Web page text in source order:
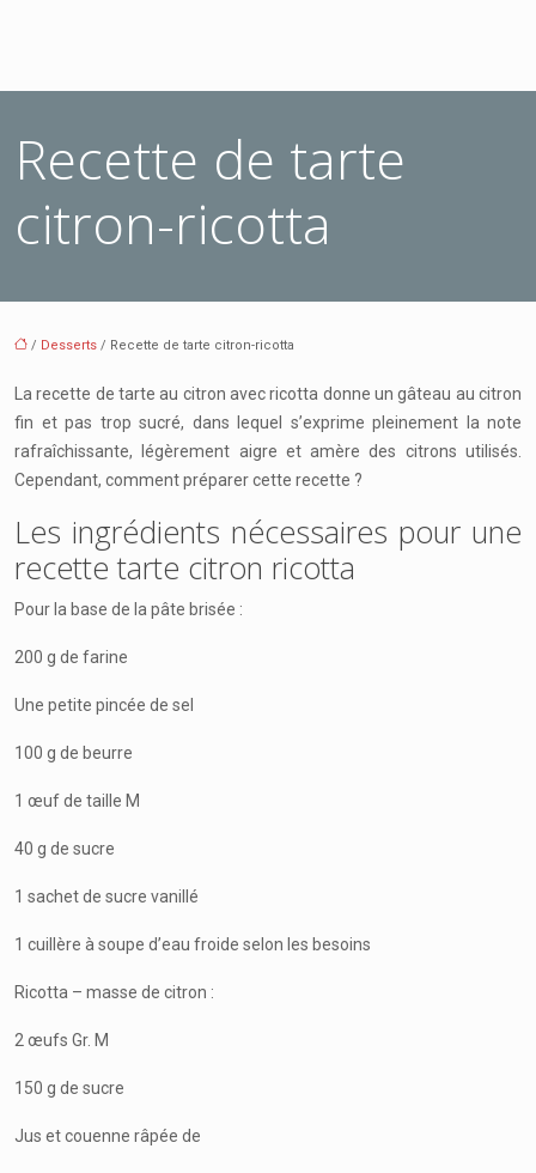
Recette de tarte
citron-ricotta
/ Desserts / Recette de tarte citron-ricotta
La recette de tarte au citron avec ricotta donne un gâteau au citron
fin et pas trop sucré, dans lequel s’exprime pleinement la note
rafraîchissante, légèrement aigre et amère des citrons utilisés.
Cependant, comment préparer cette recette ?
Les ingrédients nécessaires pour une
recette tarte citron ricotta
Pour la base de la pâte brisée :
200 g de farine
Une petite pincée de sel
100 g de beurre
1 œuf de taille M
40 g de sucre
1 sachet de sucre vanillé
1 cuillère à soupe d’eau froide selon les besoins
Ricotta – masse de citron :
2 œufs Gr. M
150 g de sucre
Jus et couenne râpée de